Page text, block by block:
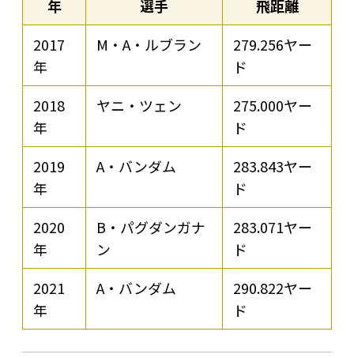
年 選手
飛距離
2017
年
M・A・ルブラン
279.256ヤー
ド
2018
年
ヤニ・ツェン
275.000ヤー
ド
2019
年
A・バンダム
283.843ヤー
ド
2020
年
B・パグダンガナ
ン
283.071ヤー
ド
2021
年
A・バンダム
290.822ヤー
ド